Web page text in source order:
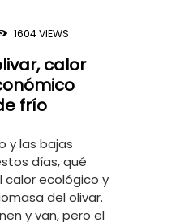
1604VIEWS
calor
frío
y las bajas
días, qué
calor ecológico y
del olivar.
y van, pero el